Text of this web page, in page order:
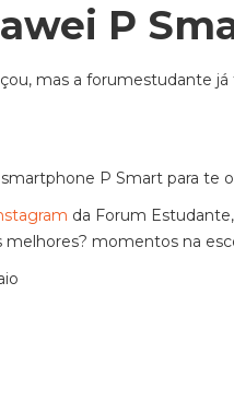
P
mas a forumestudante
P Smart para te
da Forum
momentos na